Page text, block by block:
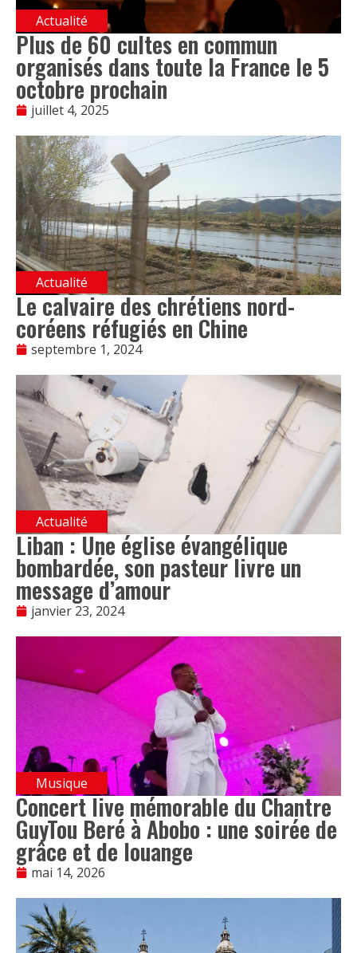
Actualité
Plus de 60 cultes en commun
organisés dans toute la France le 5
octobre prochain
juillet 4, 2025
Actualité
Le calvaire des chrétiens nord-
coréens réfugiés en Chine
septembre 1, 2024
Actualité
Liban : Une église évangélique
bombardée, son pasteur livre un
message d’amour
janvier 23, 2024
Musique
Concert live mémorable du Chantre
GuyTou Beré à Abobo : une soirée de
grâce et de louange
mai 14, 2026